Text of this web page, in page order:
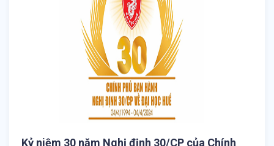
Kỷ niệm 30 năm Nghị định 30/CP của Chính